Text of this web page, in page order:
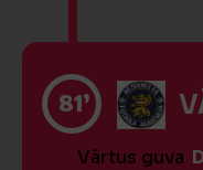
81’
Vārtus guva